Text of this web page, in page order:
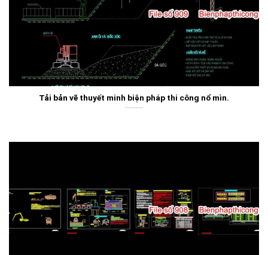
Tải bản vẽ thuyết minh biện pháp thi công nổ mìn.